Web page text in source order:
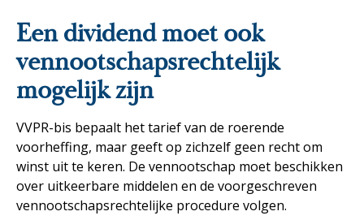
Een dividend moet ook
vennootschapsrechtelijk
mogelijk zijn
VVPR-bis bepaalt het tarief van de roerende
voorheffing, maar geeft op zichzelf geen recht om
winst uit te keren. De vennootschap moet beschikken
over uitkeerbare middelen en de voorgeschreven
vennootschapsrechtelijke procedure volgen.